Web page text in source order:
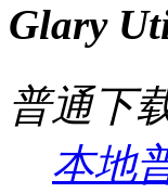
Glary
普通下
本地